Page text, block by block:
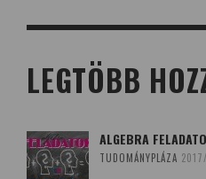
LEGTÖBB
ALGEBRA
TUDOMÁNYPLÁZA